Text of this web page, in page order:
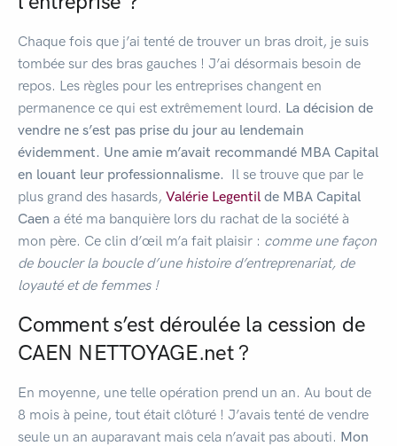
Chaque fois que j’ai tenté de trouver un bras droit, je suis
tombée sur des bras gauches ! J’ai désormais besoin de
repos. Les règles pour les entreprises changent en
permanence ce qui est extrêmement lourd. La décision de
vendre ne s’est pas prise du jour au lendemain
évidemment. Une amie m’avait recommandé MBA Capital
en louant leur professionnalisme. Il se trouve que par le
plus grand des hasards, Valérie Legentil de MBA Capital
Caen a été ma banquière lors du rachat de la société à
mon père. Ce clin d’œil m’a fait plaisir : comme une façon
de boucler la boucle d’une histoire d’entreprenariat, de
loyauté et de femmes !
Comment s’est déroulée la cession de
CAEN NETTOYAGE.net ?
En moyenne, une telle opération prend un an. Au bout de
8 mois à peine, tout était clôturé ! J’avais tenté de vendre
seule un an auparavant mais cela n’avait pas abouti. Mon